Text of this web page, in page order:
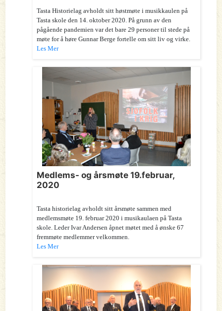
Tasta Historielag avholdt sitt høstmøte i musikkaulen på
Tasta skole den 14. oktober 2020. På grunn av den
pågående pandemien var det bare 29 personer til stede på
møte for å høre Gunnar Berge fortelle om sitt liv og virke.
Les Mer
Medlems- og årsmøte 19.februar,
2020
Tasta historielag avholdt sitt årsmøte sammen med
medlemsmøte 19. februar 2020 i musikaulaen på Tasta
skole. Leder Ivar Andersen åpnet møtet med å ønske 67
fremmøte medlemmer velkommen.
Les Mer